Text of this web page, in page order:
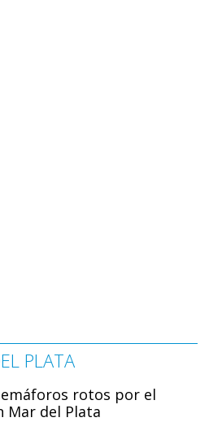
PLATA
rotos por el
Mar del Plata